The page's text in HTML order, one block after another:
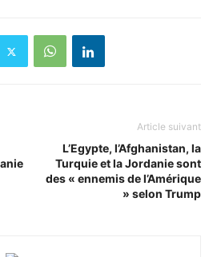
Article suivant
L’Egypte, l’Afghanistan, la
Turquie et la Jordanie sont
des « ennemis de l’Amérique
» selon Trump